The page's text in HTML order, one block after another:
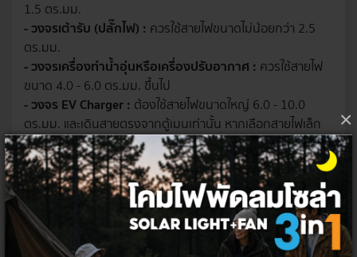
×
1.5 ตร.มม.
- วงจรเต้ารับ (ปลั๊กไฟ) : ควรใช้สายไฟขนาดไม่น้อยกว่า 2.5
ตร.มม.
- วงจรเครื่องทำน้ำอุ่นหรือเครื่องปรับอากาศ : ควรใช้สายไฟ
ขนาด 4.0 - 6.0 ตร.มม. ขึ้นไป
- วงจร EV Charger : ต้องใช้สายไฟขนาดใหญ่ 6.0 - 10.0
ตร.มม. และเดินสายตรงจากตู้เมนเท่านั้น หากเลือกสายไฟเล็ก
เกินไปจะทำให้สายไฟเกิดความร้อนสะสม ฉนวนละลาย และกลาย
เป็นสาเหตุของไฟไหม้ได้
ระบบสายดิน (Grounding System) คือ
สิ่งที่ห้ามละเลย
ระบบสายดิน คือหัวใจของความปลอดภัย ทั้งยังทำหน้าที่นำกระแสไฟฟ้า